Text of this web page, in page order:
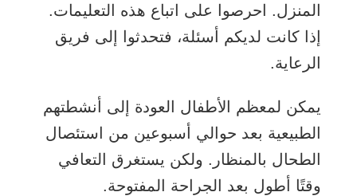
المنزل. احرصوا على اتباع هذه التعليمات.
إذا كانت لديكم أسئلة، فتحدثوا إلى فريق
الرعاية.
يمكن لمعظم الأطفال العودة إلى أنشطتهم
الطبيعية بعد حوالي أسبوعين من استئصال
الطحال بالمنظار. ولكن يستغرق التعافي
وقتًا أطول بعد الجراحة المفتوحة.